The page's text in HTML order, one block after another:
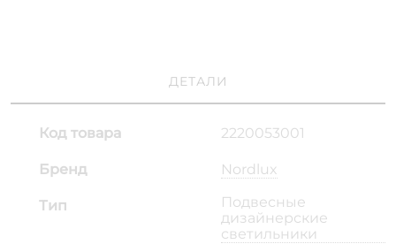
ДЕТАЛИ
Код товара 2220053001
Бренд Nordlux
Тип
Подвесные
дизайнерские
светильники